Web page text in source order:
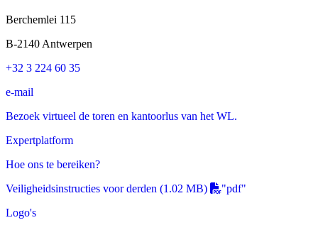
Berchemlei 115
B-2140 Antwerpen
+32 3 224 60 35
e-mail
Bezoek virtueel de toren en kantoorlus van het WL.
Expertplatform
Hoe ons te bereiken?
Veiligheidsinstructies voor derden (1.02 MB)
"pdf"
Logo's